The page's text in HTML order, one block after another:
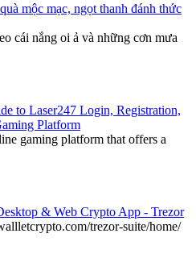
mộc mạc, ngọt thanh đánh thức
cái nắng oi ả và những cơn mưa
to Laser247 Login, Registration,
Platform
gaming platform that offers a
& Web Crypto App - Trezor
trezor-suite/home/